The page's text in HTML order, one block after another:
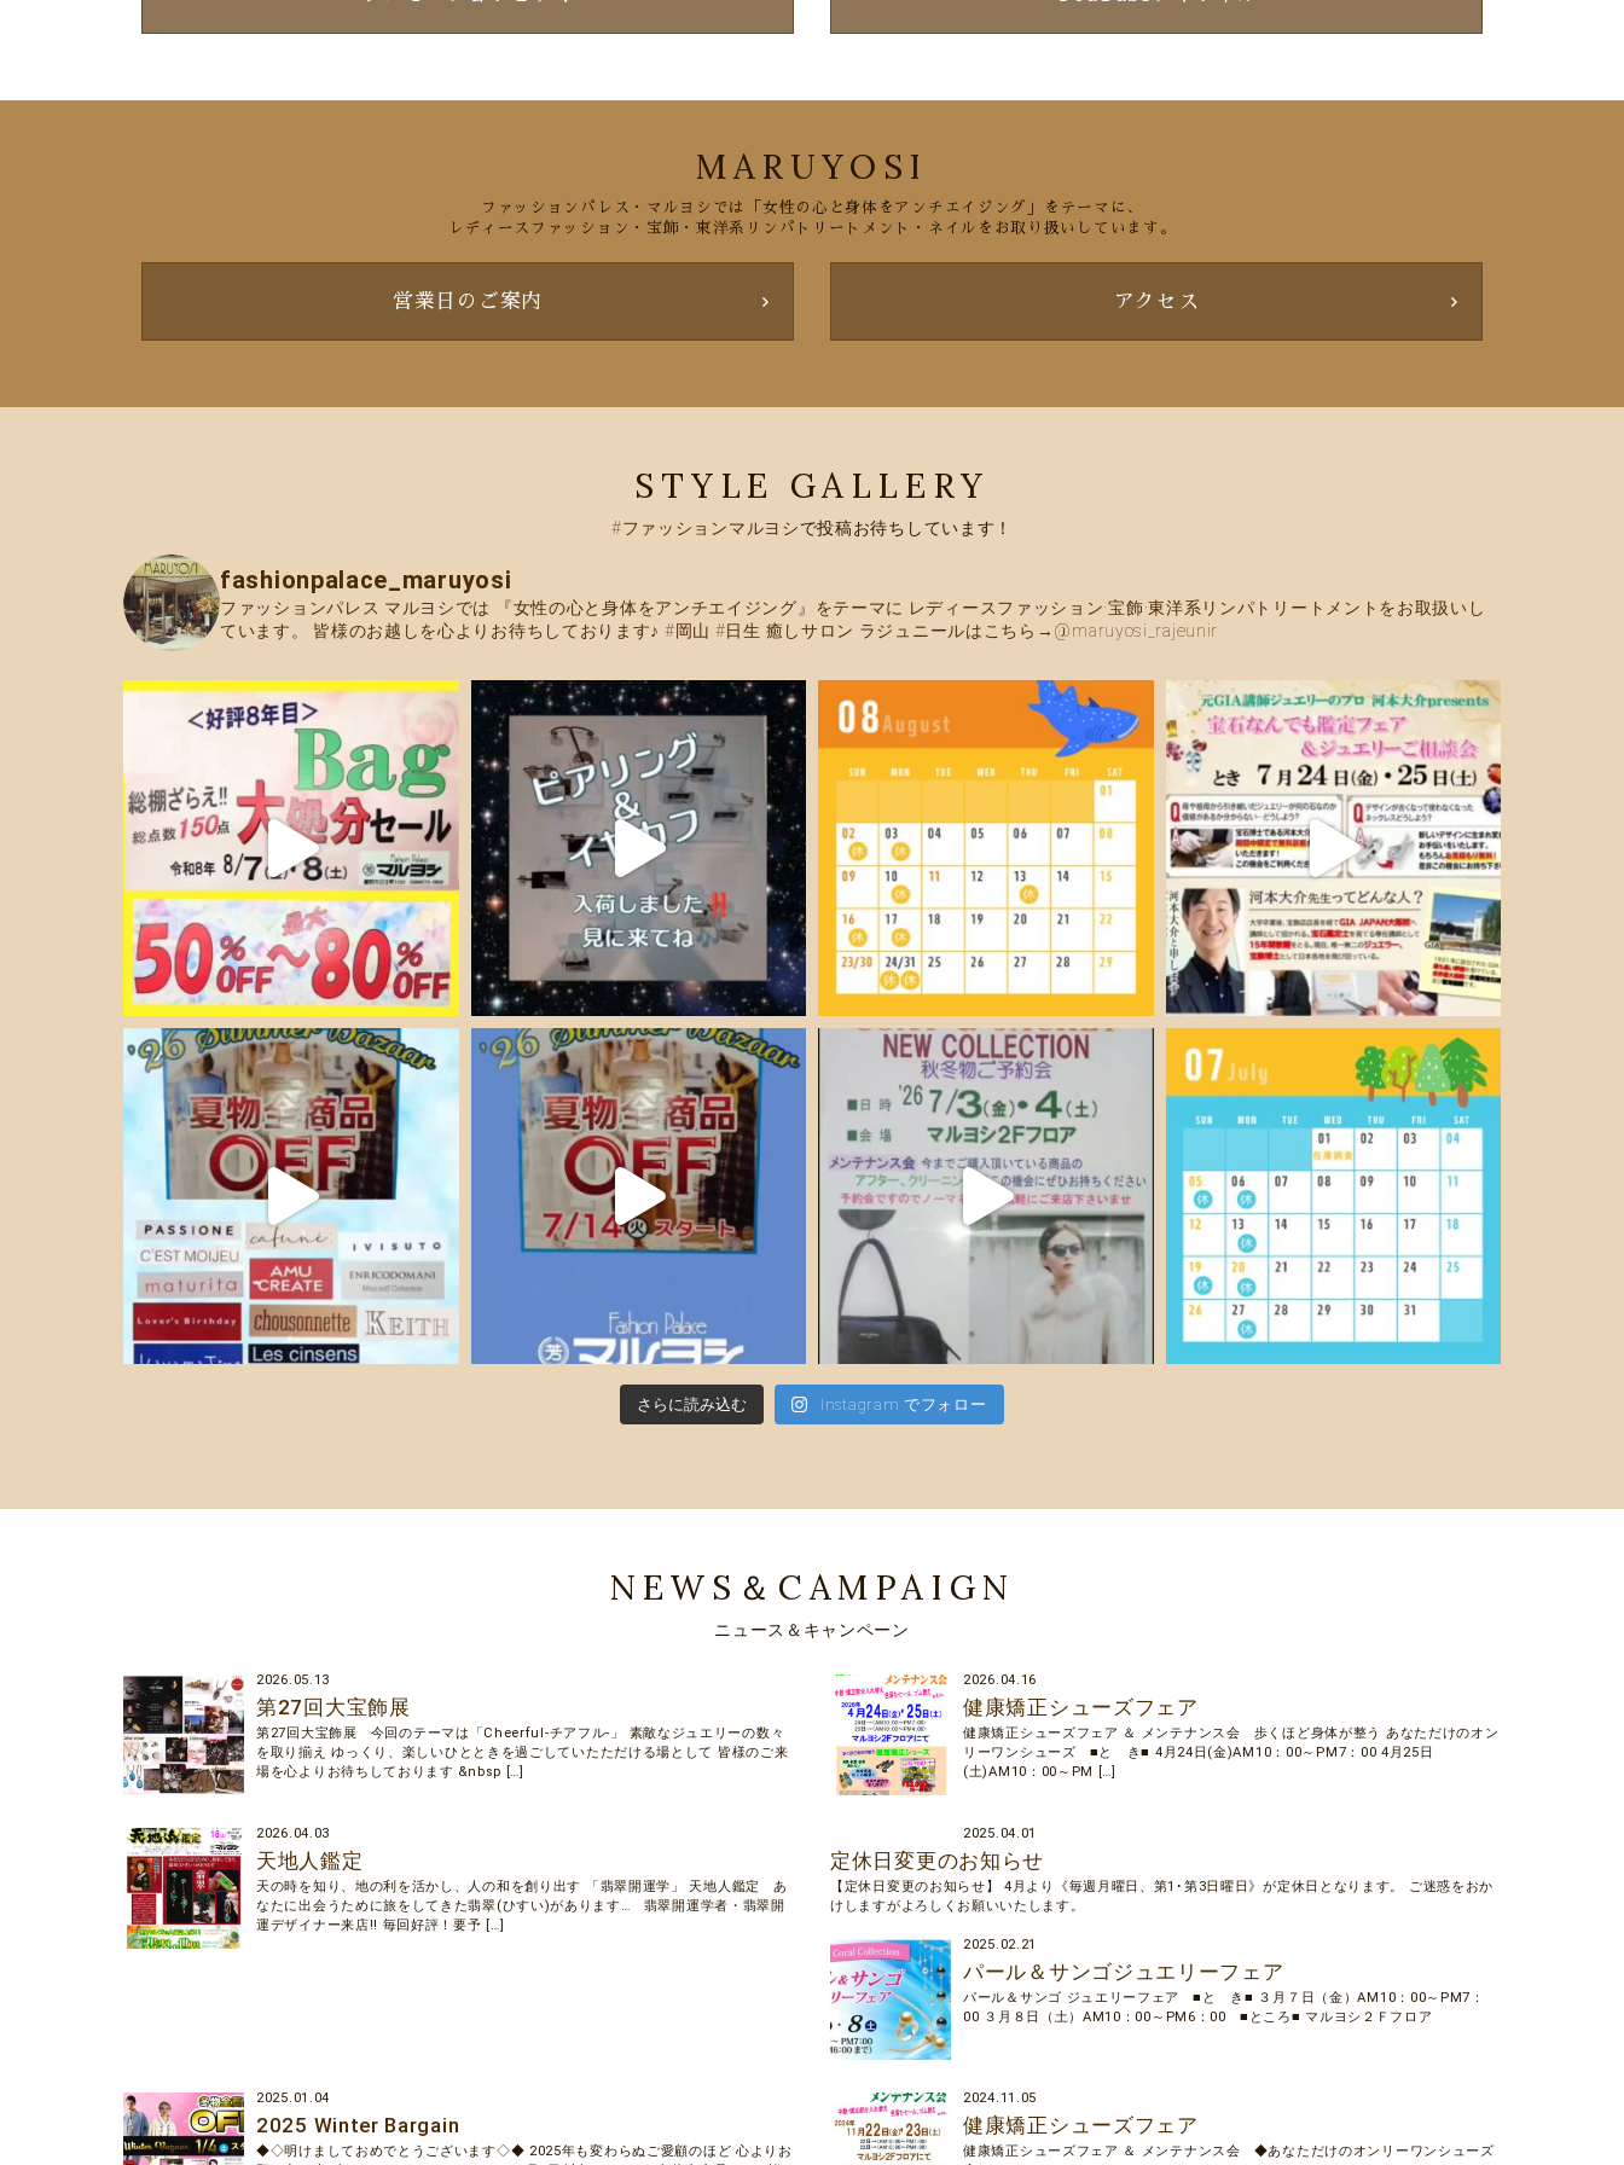
MARUYOSI
ファッションパレス・マルヨシでは「女性の心と身体をアンチエイジング」をテーマに、
レディースファッション・宝飾・東洋系リンパトリートメント・ネイルをお取り扱いしています。
営業日のご案内 アクセス
STYLE GALLERY
#ファッションマルヨシで投稿お待ちしています！
fashionpalace_maruyosi
ファッションパレス マルヨシでは 『女性の心と身体をアンチエイジング』をテーマに レディースファッション·宝飾·東洋系リンパトリートメントをお取扱いし
ています。
皆様のお越しを心よりお待ちしております♪ #岡山 #日生 癒しサロン ラジュニールはこちら→@maruyosi_rajeunir
さらに読み込む Instagram でフォロー
NEWS＆CAMPAIGN
ニュース＆キャンペーン
2026.05.13
第27回大宝飾展
第27回大宝飾展 今回のテーマは「Cheerful-チアフル-」 素敵なジュエリーの数々
を取り揃え ゆっくり、楽しいひとときを過ごしていたただける場として 皆様のご来
場を心よりお待ちしております &nbsp […]
2026.04.16
健康矯正シューズフェア
健康矯正シューズフェア ＆ メンテナンス会 歩くほど身体が整う あなただけのオン
リーワンシューズ ■と き■ 4月24日(金)AM10：00～PM7：00 4月25日
(土)AM10：00～PM […]
2026.04.03
天地人鑑定
天の時を知り、地の利を活かし、人の和を創り出す 「翡翠開運学」 天地人鑑定 あ
なたに出会うために旅をしてきた翡翠(ひすい)があります… 翡翠開運学者・翡翠開
運デザイナー来店!! 毎回好評！要予 […]
2025.04.01
定休日変更のお知らせ
【定休日変更のお知らせ】 4月より《毎週月曜日、第1･第3日曜日》が定休日となります。 ご迷惑をおか
けしますがよろしくお願いいたします。
2025.02.21
パール＆サンゴジュエリーフェア
パール＆サンゴ ジュエリーフェア ■と き■ ３月７日（金）AM10：00～PM7：
00 ３月８日（土）AM10：00～PM6：00 ■ところ■ マルヨシ２Ｆフロア
2025.01.04
2025 Winter Bargain
◆◇明けましておめでとうございます◇◆ 2025年も変わらぬご愛顧のほど 心よりお
2024.11.05
健康矯正シューズフェア
健康矯正シューズフェア ＆ メンテナンス会 ◆あなただけのオンリーワンシューズ